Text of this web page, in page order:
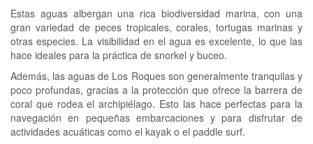
Estas aguas albergan una rica biodiversidad marina, con una
gran variedad de peces tropicales, corales, tortugas marinas y
otras especies. La visibilidad en el agua es excelente, lo que las
hace ideales para la práctica de snorkel y buceo.
Además, las aguas de Los Roques son generalmente tranquilas y
poco profundas, gracias a la protección que ofrece la barrera de
coral que rodea el archipiélago. Esto las hace perfectas para la
navegación en pequeñas embarcaciones y para disfrutar de
actividades acuáticas como el kayak o el paddle surf.